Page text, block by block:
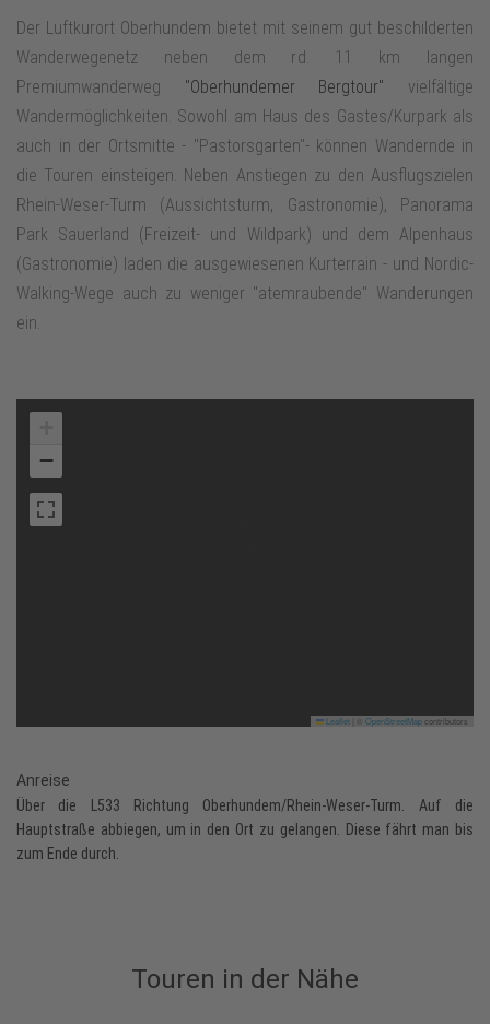
Der Luftkurort Oberhundem bietet mit seinem gut beschilderten
Wanderwegenetz neben dem rd. 11 km langen
Premiumwanderweg "Oberhundemer Bergtour" vielfältige
Wandermöglichkeiten. Sowohl am Haus des Gastes/Kurpark als
auch in der Ortsmitte - "Pastorsgarten"- können Wandernde in
die Touren einsteigen. Neben Anstiegen zu den Ausflugszielen
Rhein-Weser-Turm (Aussichtsturm, Gastronomie), Panorama
Park Sauerland (Freizeit- und Wildpark) und dem Alpenhaus
(Gastronomie) laden die ausgewiesenen Kurterrain - und Nordic-
Walking-Wege auch zu weniger "atemraubende" Wanderungen
ein.
−
Leaflet OpenStreetMapcontributors
Anreise
Über die L533 Richtung Oberhundem/Rhein-Weser-Turm. Auf die
Hauptstraße abbiegen, um in den Ort zu gelangen. Diese fährt man bis
zum Ende durch.
Touren in der Nähe